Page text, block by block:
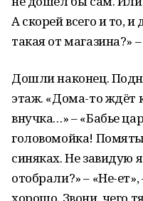
А скорей всего и то, и
такая от магазина?»
Дошли наконец.
этаж. «Дома-то ждёт
внучка…» – «Бабье
головомойка!
синяках. Не завидую
отобрали?» – «Не-